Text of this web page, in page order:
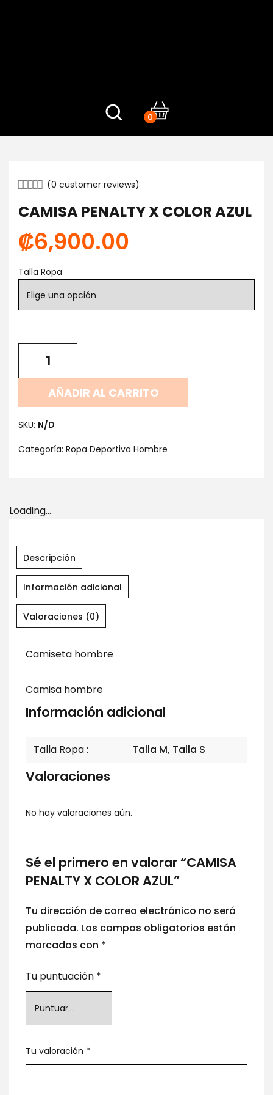
0
(0 customer reviews)
CAMISA PENALTY X COLOR AZUL
₡6,900.00
Talla Ropa
AÑADIR AL CARRITO
SKU: N/D
Categoría: Ropa Deportiva Hombre
Loading...
Descripción
Información adicional
Valoraciones (0)
Camiseta hombre
Camisa hombre
Información adicional
Talla Ropa Talla M, Talla S
Valoraciones
No hay valoraciones aún.
Sé el primero en valorar “CAMISA
PENALTY X COLOR AZUL”
Tu dirección de correo electrónico no será
publicada. Los campos obligatorios están
marcados con *
Tu puntuación *
Tu valoración *